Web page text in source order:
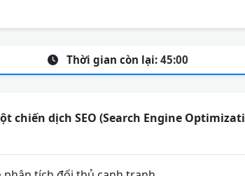
Thời gian còn lại: 45:00
chiến dịch SEO (Search Engine